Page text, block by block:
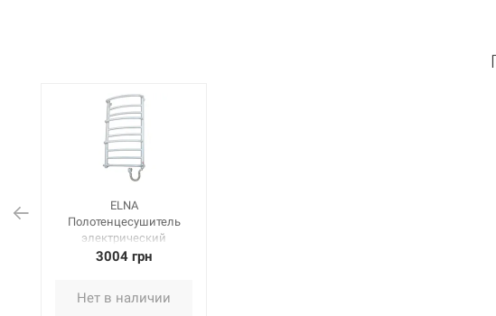
ELNA
Полотенцесушитель
электрический
правосторонний с ТР
белый
3004 грн
Нет в наличии